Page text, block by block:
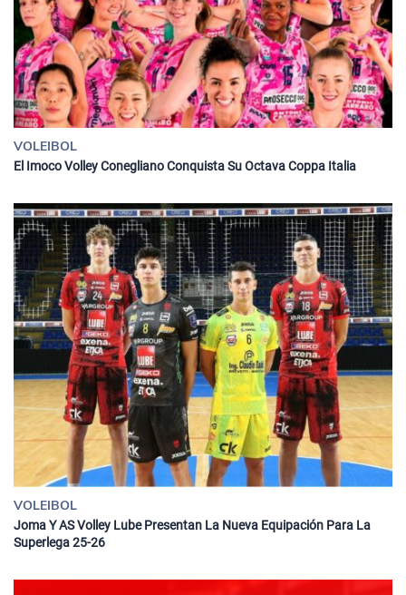
VOLEIBOL
El Imoco Volley Conegliano Conquista Su Octava Coppa Italia
VOLEIBOL
Joma Y AS Volley Lube Presentan La Nueva Equipación Para La
Superlega 25-26